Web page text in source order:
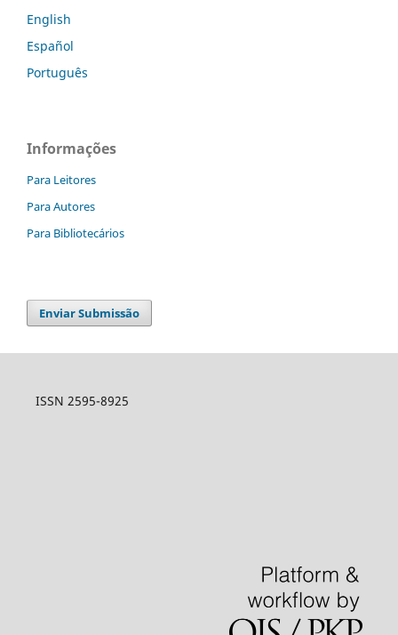
English
Español
Português
Informações
Para Leitores
Para Autores
Para Bibliotecários
Enviar Submissão
ISSN 2595-8925